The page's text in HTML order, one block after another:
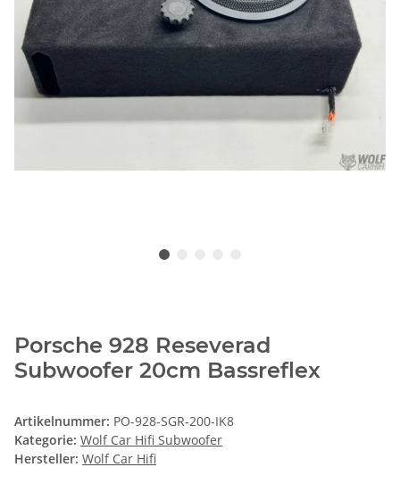
Porsche 928 Reseverad
Subwoofer 20cm Bassreflex
Artikelnummer: PO-928-SGR-200-IK8
Kategorie: Wolf Car Hifi Subwoofer
Hersteller: Wolf Car Hifi